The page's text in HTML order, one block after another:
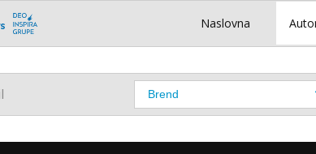
Naslovna